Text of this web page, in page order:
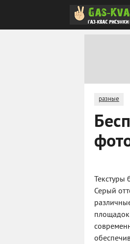
разные
Текстуры
Серый